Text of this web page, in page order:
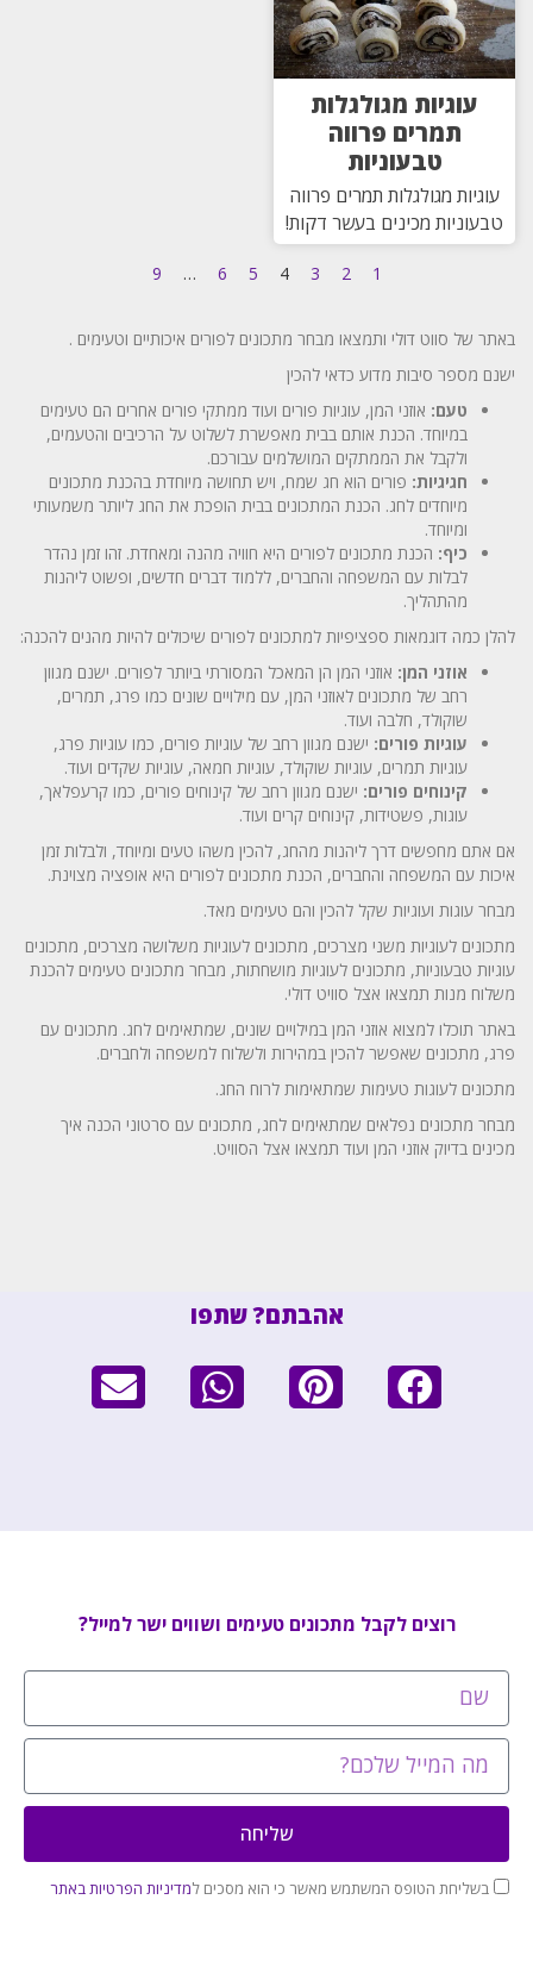
עוגיות מגולגלות
תמרים פרווה
טבעוניות
עוגיות מגולגלות תמרים פרווה
טבעוניות מכינים בעשר דקות!
1
2
3
4
5
6
…
9
באתר של סווט דולי ותמצאו מבחר מתכונים לפורים איכותיים וטעימים .
ישנם מספר סיבות מדוע כדאי להכין
טעם: אוזני המן, עוגיות פורים ועוד ממתקי פורים אחרים הם טעימים
במיוחד. הכנת אותם בבית מאפשרת לשלוט על הרכיבים והטעמים,
ולקבל את הממתקים המושלמים עבורכם.
חגיגיות: פורים הוא חג שמח, ויש תחושה מיוחדת בהכנת מתכונים
מיוחדים לחג. הכנת המתכונים בבית הופכת את החג ליותר משמעותי
ומיוחד.
כיף: הכנת מתכונים לפורים היא חוויה מהנה ומאחדת. זהו זמן נהדר
לבלות עם המשפחה והחברים, ללמוד דברים חדשים, ופשוט ליהנות
מהתהליך.
להלן כמה דוגמאות ספציפיות למתכונים לפורים שיכולים להיות מהנים להכנה:
אוזני המן: אוזני המן הן המאכל המסורתי ביותר לפורים. ישנם מגוון
רחב של מתכונים לאוזני המן, עם מילויים שונים כמו פרג, תמרים,
שוקולד, חלבה ועוד.
עוגיות פורים: ישנם מגוון רחב של עוגיות פורים, כמו עוגיות פרג,
עוגיות תמרים, עוגיות שוקולד, עוגיות חמאה, עוגיות שקדים ועוד.
קינוחים פורים: ישנם מגוון רחב של קינוחים פורים, כמו קרעפלאך,
עוגות, פשטידות, קינוחים קרים ועוד.
אם אתם מחפשים דרך ליהנות מהחג, להכין משהו טעים ומיוחד, ולבלות זמן
איכות עם המשפחה והחברים, הכנת מתכונים לפורים היא אופציה מצוינת.
מבחר עוגות ועוגיות שקל להכין והם טעימים מאד.
מתכונים לעוגיות משני מצרכים, מתכונים לעוגיות משלושה מצרכים, מתכונים
עוגיות טבעוניות, מתכונים לעוגיות מושחתות, מבחר מתכונים טעימים להכנת
משלוח מנות תמצאו אצל סוויט דולי.
באתר תוכלו למצוא אוזני המן במילויים שונים, שמתאימים לחג. מתכונים עם
פרג, מתכונים שאפשר להכין במהירות ולשלוח למשפחה ולחברים.
מתכונים לעוגות טעימות שמתאימות לרוח החג.
מבחר מתכונים נפלאים שמתאימים לחג, מתכונים עם סרטוני הכנה איך
מכינים בדיוק אוזני המן ועוד תמצאו אצל הסוויט.
אהבתם? שתפו
רוצים לקבל מתכונים טעימים ושווים ישר למייל?
בשליחת הטופס המשתמש מאשר כי הוא מסכים למדיניות הפרטיות באתר
שליחה